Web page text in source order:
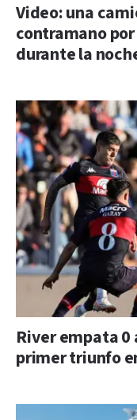
Video: una
contramano
durante la
River empata 0
primer triunfo